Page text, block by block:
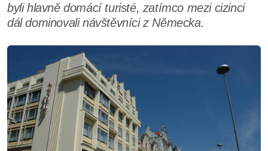
byli hlavně domácí turisté, zatímco mezi cizinci
dál dominovali návštěvníci z Německa.